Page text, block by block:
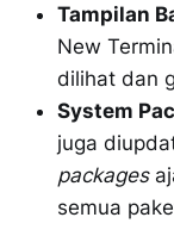
Tampilan
New
dilihat dan
System
juga
packages
semua